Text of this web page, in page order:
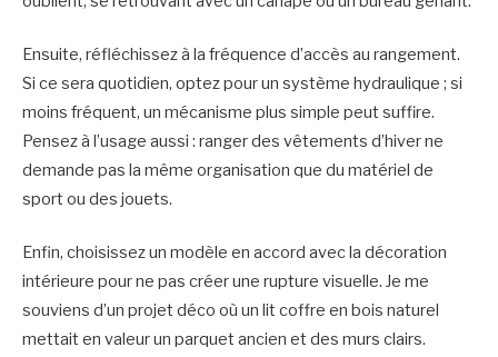
Ensuite, réfléchissez à la fréquence d’accès au rangement.
Si ce sera quotidien, optez pour un système hydraulique ; si
moins fréquent, un mécanisme plus simple peut suffire.
Pensez à l’usage aussi : ranger des vêtements d’hiver ne
demande pas la même organisation que du matériel de
sport ou des jouets.
Enfin, choisissez un modèle en accord avec la décoration
intérieure pour ne pas créer une rupture visuelle. Je me
souviens d’un projet déco où un lit coffre en bois naturel
mettait en valeur un parquet ancien et des murs clairs.